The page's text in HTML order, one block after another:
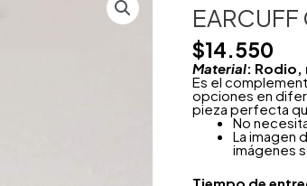
EARCUFF
$14.550
Material: Rodio,
Es el
opciones en
pieza perfecta
No
La imagen
imágenes